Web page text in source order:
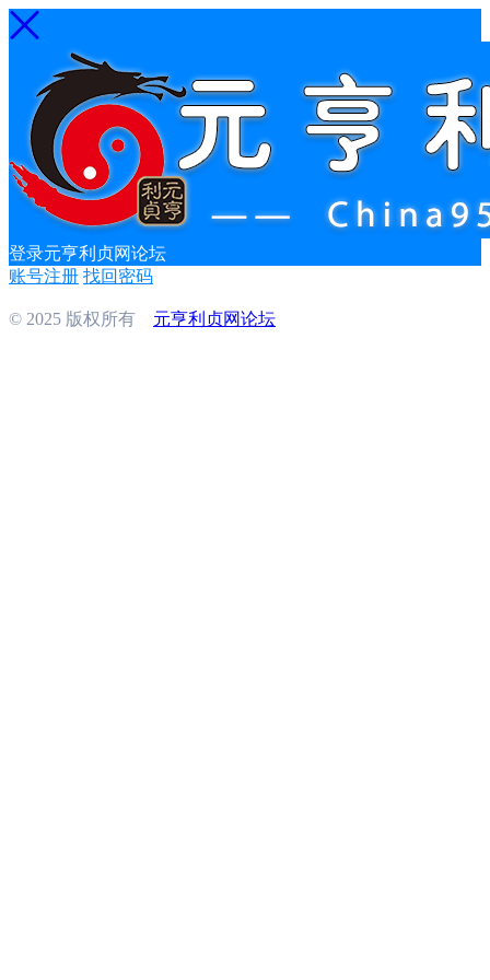
登录元亨利贞网论坛
账号注册 找回密码
© 2025 版权所有 元亨利贞网论坛